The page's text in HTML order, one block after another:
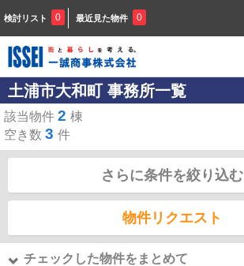
検討リスト 0 最近見た物件 0
土浦市大和町 事務所一覧
該当物件 2 棟
空き数 3 件
さらに条件を絞り込む
物件リクエスト
チェックした物件をまとめて